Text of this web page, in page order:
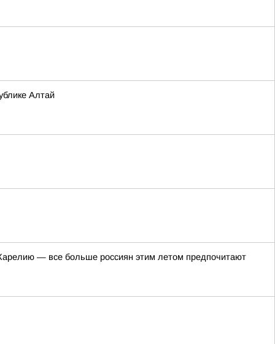
Алтай
— все больше россиян этим летом предпочитают